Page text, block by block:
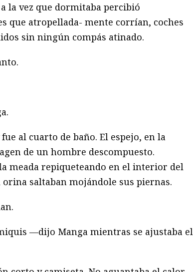
la vez que dormitaba percibió
que atropellada- mente corrían, coches
sin ningún compás atinado.
al cuarto de baño. El espejo, en la
de un hombre descompuesto.
meada repiqueteando en el interior del
saltaban mojándole sus piernas.
—dijo Manga mientras se ajustaba el